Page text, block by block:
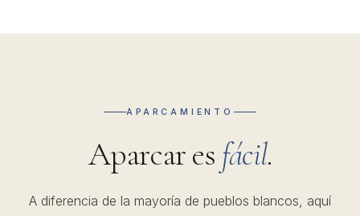
APARCAMIENTO
Aparcar es fácil.
A diferencia de la mayoría de pueblos blancos, aquí